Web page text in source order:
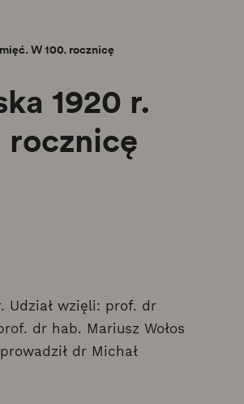
W 100. rocznicę
1920 r.
rocznicę
Udział wzięli: prof. dr
dr hab. Mariusz Wołos
dr Michał